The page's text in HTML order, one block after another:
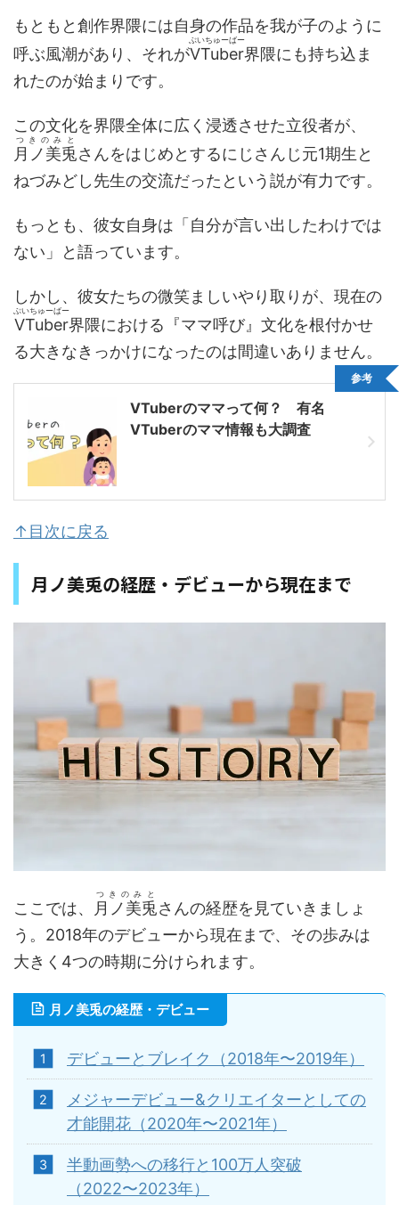
もともと創作界隈には自身の作品を我が子のように
呼ぶ風潮があり、それがVTuber
ぶいちゅーばー
界隈にも持ち込ま
れたのが始まりです。
この文化を界隈全体に広く浸透させた立役者が、
月ノ美兎
つきのみと
さんをはじめとするにじさんじ元1期生と
ねづみどし先生の交流だったという説が有力です。
もっとも、彼女自身は「自分が言い出したわけでは
ない」と語っています。
しかし、彼女たちの微笑ましいやり取りが、現在の
VTuber
ぶいちゅーばー
界隈における『ママ呼び』文化を根付かせ
る大きなきっかけになったのは間違いありません。
VTuberのママって何？ 有名
VTuberのママ情報も大調査
参考
↑目次に戻る
月ノ美兎の経歴・デビューから現在まで
ここでは、 月ノ美兎
つきのみと
さんの経歴を見ていきましょ
う。2018年のデビューから現在まで、その歩みは
大きく4つの時期に分けられます。
月ノ美兎の経歴・デビュー
デビューとブレイク（2018年〜2019年）
メジャーデビュー&クリエイターとしての
才能開花（2020年〜2021年）
半動画勢への移行と100万人突破
（2022〜2023年）